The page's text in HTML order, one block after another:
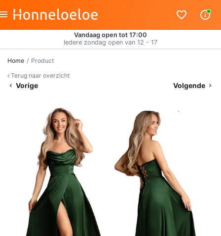
Vandaag open tot 17:00
Iedere zondag open van 12 - 17
Home
Product
Terug naar overzicht
Vorige Volgende